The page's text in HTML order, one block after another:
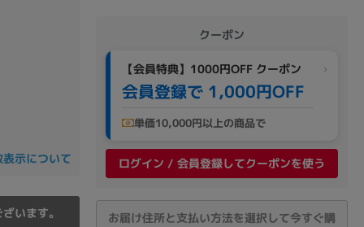
クーポン
【会員特典】1000円OFF クーポン
会員登録で 1,000円OFF
単価10,000円以上の商品で
ログイン / 会員登録してクーポンを使う
お届け住所と支払い方法を選択して今すぐ購
示について
います。